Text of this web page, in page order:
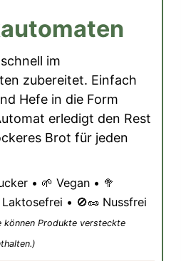
im
zubereitet. Einfach
Hefe in die Form
erledigt den Rest
Brot für jeden
• 🌱 Vegan • 🥦
• 🚫🥜 Nussfrei